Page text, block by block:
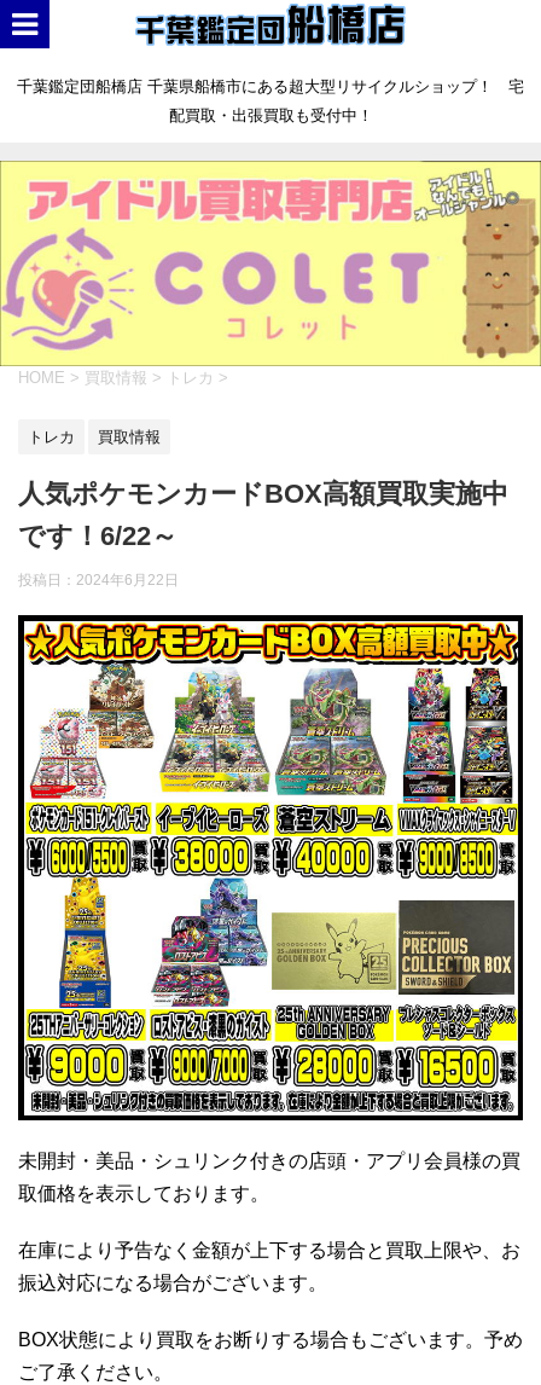
千葉鑑定団船橋店 千葉県船橋市にある超大型リサイクルショップ！ 宅
配買取・出張買取も受付中！
HOME > 買取情報 > トレカ >
トレカ 買取情報
人気ポケモンカードBOX高額買取実施中
です！6/22～
投稿日： 2024年6月22日
未開封・美品・シュリンク付きの店頭・アプリ会員様の買
取価格を表示しております。
在庫により予告なく金額が上下する場合と買取上限や、お
振込対応になる場合がございます。
BOX状態により買取をお断りする場合もございます。予め
ご了承ください。